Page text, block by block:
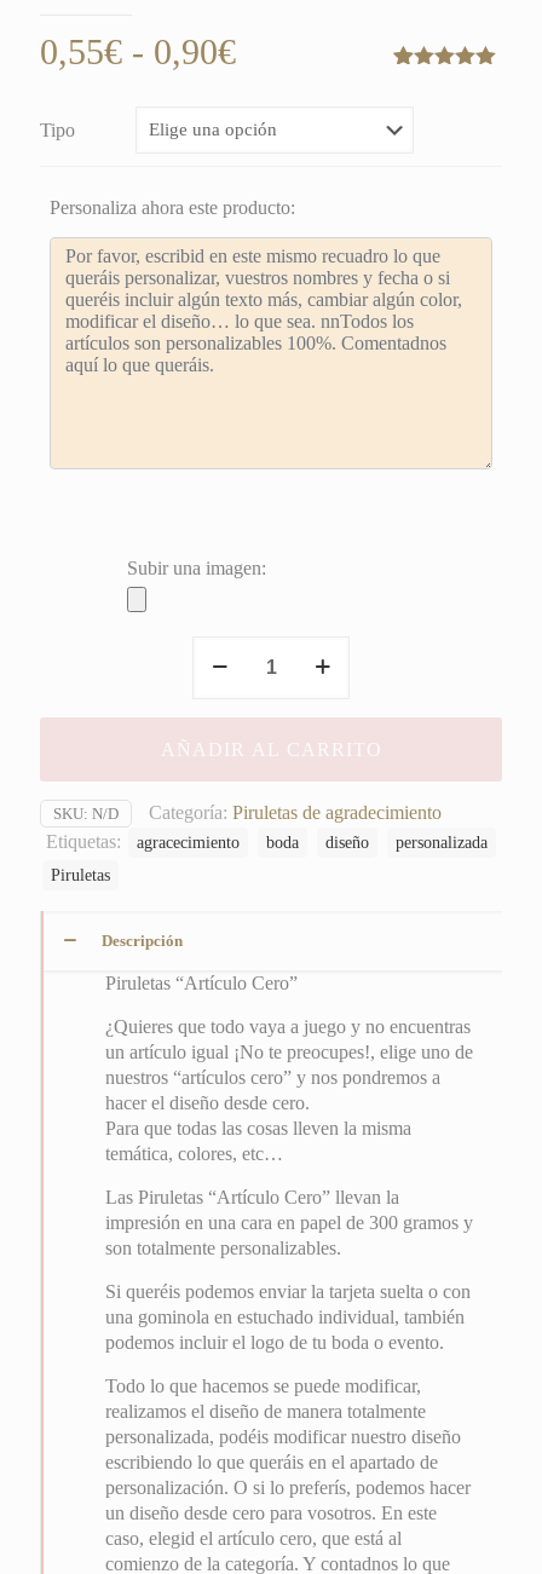
5 en base
a
0,55€ - 0,90€Rango
precios:
0,55€
hasta
0,90€
Tipo
Personaliza ahora este producto:
Subir una imagen:
"Artículo
cantidad
AÑADIR AL CARRITO
SKU: N/D Categoría: Piruletas de agradecimiento
Etiquetas:
agracecimiento boda diseño
personalizada
Piruletas
Descripción
Piruletas “Artículo Cero”
¿Quieres que todo vaya a juego y no encuentras
un artículo igual ¡No te preocupes!, elige uno de
nuestros “artículos cero” y nos pondremos a
hacer el diseño desde cero.
Para que todas las cosas lleven la misma
temática, colores, etc…
Las Piruletas “Artículo Cero” llevan la
impresión en una cara en papel de 300 gramos y
son totalmente personalizables.
Si queréis podemos enviar la tarjeta suelta o con
una gominola en estuchado individual, también
podemos incluir el logo de tu boda o evento.
Todo lo que hacemos se puede modificar,
realizamos el diseño de manera totalmente
personalizada, podéis modificar nuestro diseño
escribiendo lo que queráis en el apartado de
personalización. O si lo preferís, podemos hacer
un diseño desde cero para vosotros. En este
caso, elegid el artículo cero, que está al
comienzo de la categoría. Y contadnos lo que